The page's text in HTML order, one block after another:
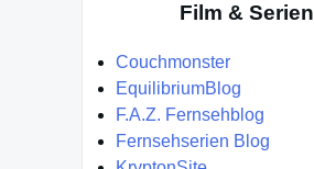
Film & Serien
Couchmonster
EquilibriumBlog
F.A.Z. Fernsehblog
Fernsehserien Blog